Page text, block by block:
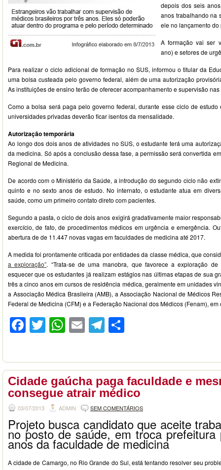
depois dos seis
anos trabalhando na
ele no lançamento
A formação vai ser
ano) e setores de
Para realizar o ciclo adicional de formação no SUS, informou o titular da
uma bolsa custeada pelo governo federal, além de uma autorização
As instituições de ensino terão de oferecer acompanhamento e supervisão
Como a bolsa será paga pelo governo federal, durante esse ciclo de
universidades privadas deverão ficar isentos da mensalidade.
Autorização temporária
Ao longo dos dois anos de atividades no SUS, o estudante terá uma
da medicina. Só após a conclusão dessa fase, a permissão será convertida
Regional de Medicina.
De acordo com o Ministério da Saúde, a introdução do segundo ciclo não
quinto e no sexto anos de estudo. No internato, o estudante atua em
saúde, como um primeiro contato direto com pacientes.
Segundo a pasta, o ciclo de dois anos exigirá gradativamente maior
exercício, de fato, de procedimentos médicos em urgência e emergência.
abertura de de 11.447 novas vagas em faculdades de medicina até 2017.
A medida foi prontamente criticada por entidades da classe médica, que
a exploração”. “Trata-se de uma manobra, que favorece a exploração
esquecer que os estudantes já realizam estágios nas últimas etapas de sua
três a cinco anos em cursos de residência médica, geralmente em unidades
a Associação Médica Brasileira (AMB), a Associação Nacional de Médicos
Federal de Medicina (CFM) e a Federação Nacional dos Médicos (Fenam), em
Facebook
Twitter
WhatsApp
EmailTelegram
Cidade gaúcha paga faculdade e
consegue atrair médico
03/07/2013 ADMIN SEM COMENTÁRIOS
Projeto busca candidato que aceite
no posto de saúde, em troca prefeitura
anos da faculdade de medicina
A cidade de Camargo, no Rio Grande do Sul, está tentando resolver seu